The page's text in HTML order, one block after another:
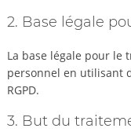
2. Base légale
La base légale pour le
personnel en utilisant
RGPD.
3. But du